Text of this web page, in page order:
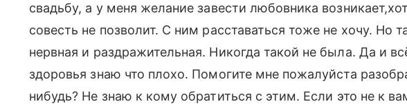
свадьбу, а у меня желание завести любовника
совесть не позволит. С ним расставаться тоже не хочу. Но
нервная и раздражительная. Никогда такой не была. Да и
здоровья знаю что плохо. Помогите мне пожалуйста
нибудь? Не знаю к кому обратиться с этим. Если это не к